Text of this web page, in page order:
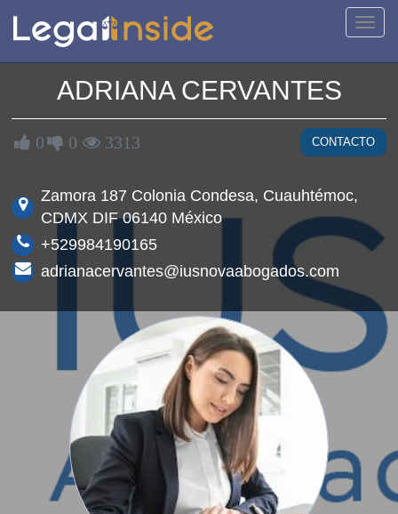
ADRIANA CERVANTES
0 0 3313 CONTACTO
Zamora 187 Colonia Condesa, Cuauhtémoc,
CDMX DIF 06140 México
+529984190165
adrianacervantes@iusnovaabogados.com